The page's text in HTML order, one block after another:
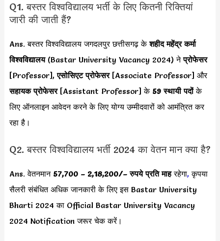
Q1. बस्तर विश्वविद्यालय भर्ती के लिए कितनी रिक्तियां
जारी की जाती हैं?
Ans. बस्तर विश्वविद्यालय जगदलपुर छत्तीसगढ़ केशहीद महेंद्र कर्मा
विश्वविद्यालय (Bastar University Vacancy 2024) नेप्रोफेसर
[Professor],एसोसिएट प्रोफेसर[Associate Professor] और
सहायक प्रोफेसर [Assistant Professor] के59 स्थायी पदोंके
लिए ऑनलाइन आवेदन करने के लिए योग्य उम्मीदवारों को आमंत्रित कर
रहा है।
Q2. बस्तर विश्वविद्यालय भर्ती 2024 का वेतन मान क्या है?
Ans. वेतनमान 57,700 – 2,18,200/– रुपये प्रति माहरहेगा, कृपया
सैलरी संबंधित अधिक जानकारी के लिए इस Bastar University
Bharti 2024 का Official Bastar University Vacancy
2024 Notification जरूर चेक करें।